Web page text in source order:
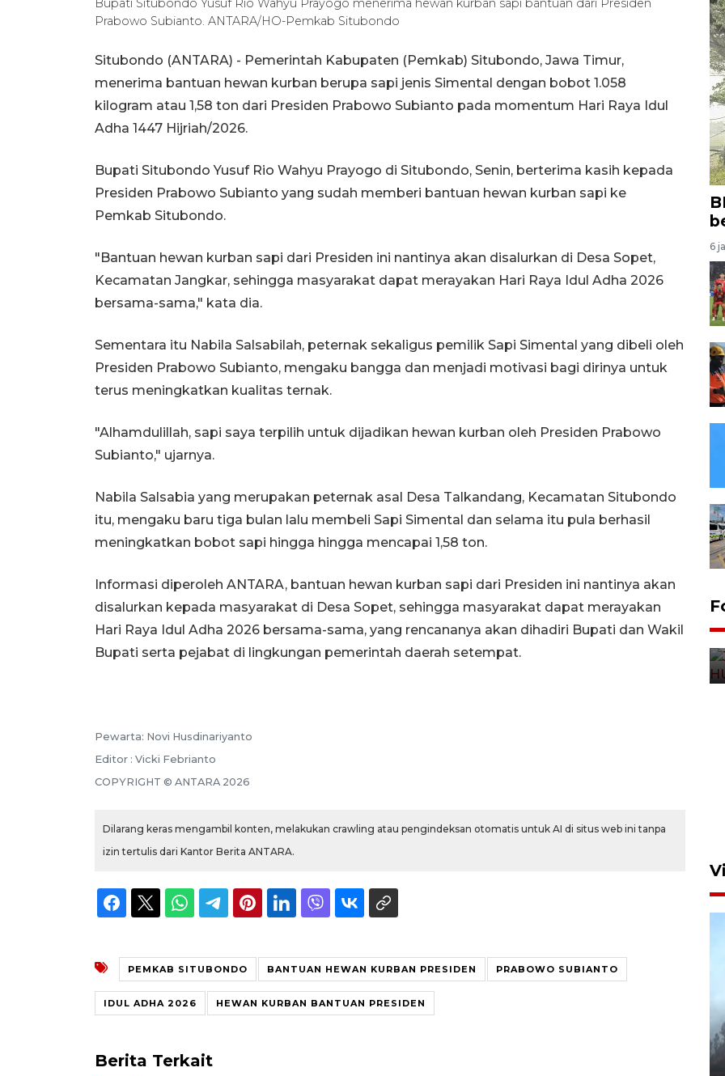
Bupati Situbondo Yusuf Rio Wahyu Prayogo menerima hewan kurban sapi bantuan dari Presiden
Prabowo Subianto. ANTARA/HO-Pemkab Situbondo
Situbondo (ANTARA) - Pemerintah Kabupaten (Pemkab) Situbondo, Jawa Timur,
menerima bantuan hewan kurban berupa sapi jenis Simental dengan bobot 1.058
kilogram atau 1,58 ton dari Presiden Prabowo Subianto pada momentum Hari Raya Idul
Adha 1447 Hijriah/2026.
Bupati Situbondo Yusuf Rio Wahyu Prayogo di Situbondo, Senin, berterima kasih kepada
Presiden Prabowo Subianto yang sudah memberi bantuan hewan kurban sapi ke
Pemkab Situbondo.
"Bantuan hewan kurban sapi dari Presiden ini nantinya akan disalurkan di Desa Sopet,
Kecamatan Jangkar, sehingga masyarakat dapat merayakan Hari Raya Idul Adha 2026
bersama-sama," kata dia.
Sementara itu Nabila Salsabilah, peternak sekaligus pemilik Sapi Simental yang dibeli oleh
Presiden Prabowo Subianto, mengaku bangga dan menjadi motivasi bagi dirinya untuk
terus meningkatkan kualitas ternak.
"Alhamdulillah, sapi saya terpilih untuk dijadikan hewan kurban oleh Presiden Prabowo
Subianto," ujarnya.
Nabila Salsabia yang merupakan peternak asal Desa Talkandang, Kecamatan Situbondo
itu, mengaku baru tiga bulan lalu membeli Sapi Simental dan selama itu pula berhasil
meningkatkan bobot sapi hingga hingga mencapai 1,58 ton.
Informasi diperoleh ANTARA, bantuan hewan kurban sapi dari Presiden ini nantinya akan
disalurkan kepada masyarakat di Desa Sopet, sehingga masyarakat dapat merayakan
Hari Raya Idul Adha 2026 bersama-sama, yang rencananya akan dihadiri Bupati dan Wakil
Bupati serta pejabat di lingkungan pemerintah daerah setempat.
Pewarta: Novi Husdinariyanto
Editor : Vicki Febrianto
COPYRIGHT © ANTARA 2026
Dilarang keras mengambil konten, melakukan crawling atau pengindeksan otomatis untuk AI di situs web ini tanpa
izin tertulis dari Kantor Berita ANTARA.
PEMKAB SITUBONDO BANTUAN HEWAN KURBAN PRESIDEN PRABOWO SUBIANTO
IDUL ADHA 2026 HEWAN KURBAN BANTUAN PRESIDEN
Berita Terkait
6